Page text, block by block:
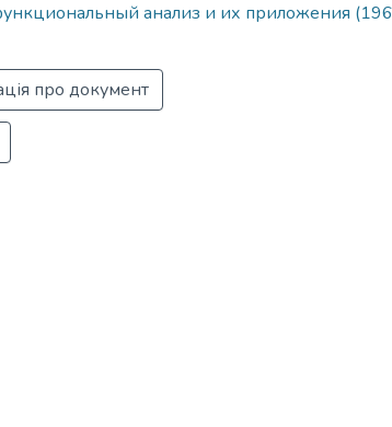
анализ и их приложения
про документ